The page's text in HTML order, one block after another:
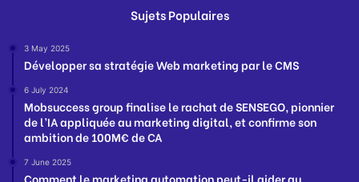
Sujets Populaires
3 May 2025
Développer sa stratégie Web marketing par le CMS
6 July 2024
Mobsuccess group finalise le rachat de SENSEGO, pionnier
de l’IA appliquée au marketing digital, et confirme son
ambition de 100M€ de CA
7 June 2025
Comment le marketing automation peut-il aider au